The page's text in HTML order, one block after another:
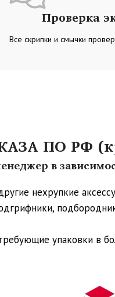
Проверка
Все скрипки и смычки
ПО РФ
в
нехрупкие
упаковки в